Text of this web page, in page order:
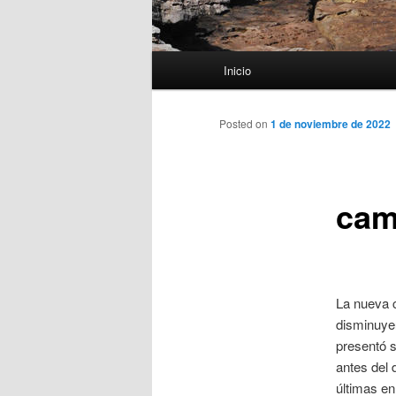
Inicio
Posted on 1 de noviembre de 2022
La nueva
presentó
antes del
últimas